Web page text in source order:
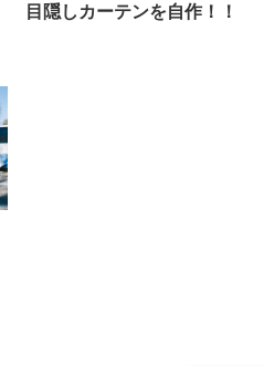
目隠しカーテンを自作！！